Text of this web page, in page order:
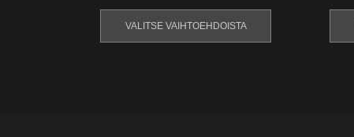
VALITSE VAIHTOEHDOISTA